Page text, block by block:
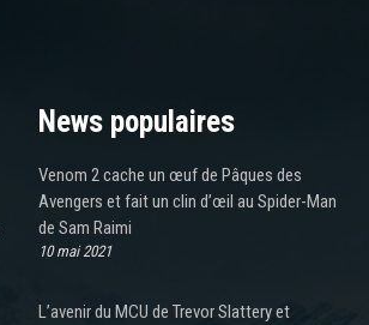
News populaires
Venom 2 cache un œuf de Pâques des
Avengers et fait un clin d’œil au Spider-Man
de Sam Raimi
10 mai 2021
L’avenir du MCU de Trevor Slattery et